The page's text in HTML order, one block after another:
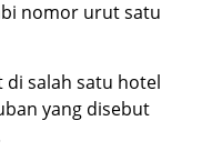
nomor urut satu
di salah satu hotel
yang disebut